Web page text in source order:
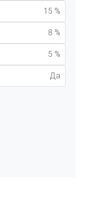
15 %
8 %
5 %
Да